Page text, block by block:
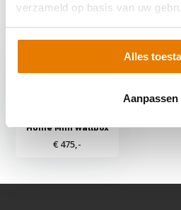
verzameld op basis van uw
Alles
Aanpassen
Recent bekeken
Home Mini Wallbox
€ 475,-